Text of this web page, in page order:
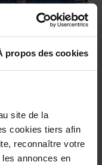
propos des cookies
site de la
cookies tiers afin
reconnaître votre
annonces en
launched a call
in view of the
main piece of EU